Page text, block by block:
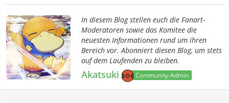
In diesem Blog stellen euch die Fanart-
Moderatoren sowie das Komitee die
neuesten Informationen rund um ihren
Bereich vor. Abonniert diesen Blog, um stets
auf dem Laufenden zu bleiben.
Akatsuki Community-Admin